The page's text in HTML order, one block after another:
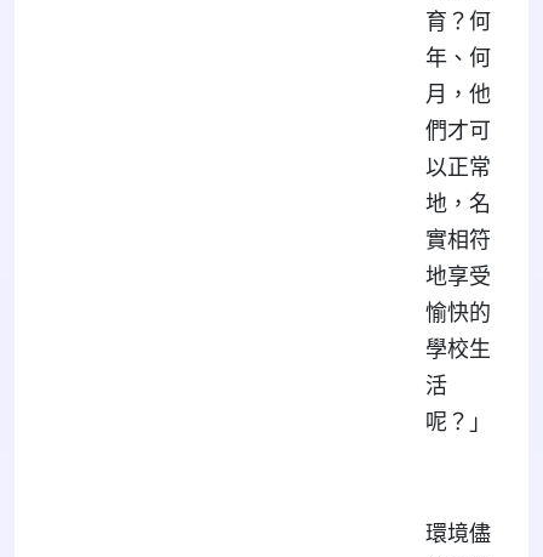
育？何
年、何
月，他
們才可
以正常
地，名
實相符
地享受
愉快的
學校生
活
呢？」
環境儘